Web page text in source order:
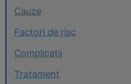
Cauze
Factori de risc
Complicatii
Tratament